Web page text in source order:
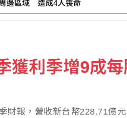
利季增9成每
財報，營收新台幣228.71億